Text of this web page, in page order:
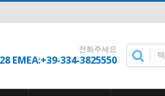
전화주세요
EMEA:+39-334-3825550